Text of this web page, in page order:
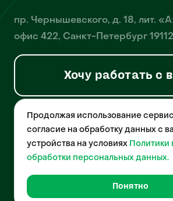
пр. Чернышевского, д. 18, лит.
офис 422, Санкт-Петербург
Хочу работать с
© 2026 Pet-Yes. ООО «Биржа домашних
осуществляет деятельность в области
технологий, деятельность по разработке и
собственного программного обеспечения,
порталов в информационно-
домашних животных», свидетельство о
№2021612018 от 10 февраля 2021 года.
Продолжая использование
согласие на обработку данных с
устройства на условиях Политики
обработки персональных данных.
Понятно